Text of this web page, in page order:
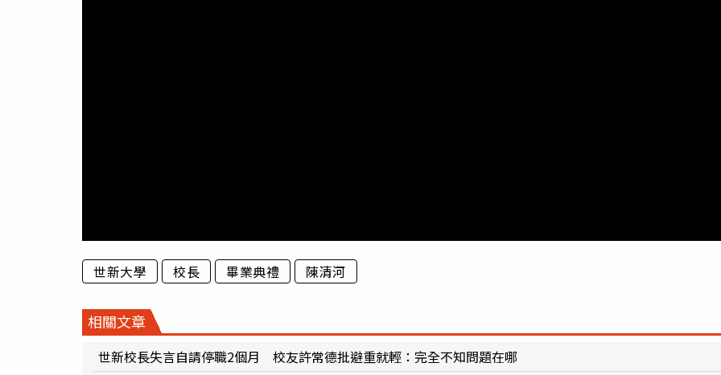
世新大學 校長 畢業典禮 陳清河
相關文章
世新校長失言自請停職2個月 校友許常德批避重就輕：完全不知問題在哪